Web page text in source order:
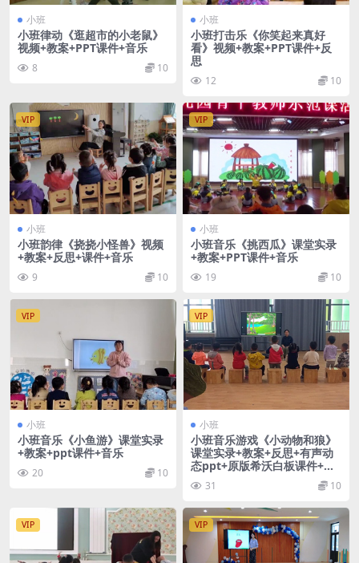
小班
小班律动《逛超市的小老鼠》
视频+教案+PPT课件+音乐
8 10
小班
小班打击乐《你笑起来真好
看》视频+教案+PPT课件+反
思
12 10
VIP
小班
小班韵律《挠挠小怪兽》视频
+教案+反思+课件+音乐
9 10
VIP
小班
小班音乐《挑西瓜》课堂实录
+教案+PPT课件+音乐
19 10
VIP
小班
小班音乐《小鱼游》课堂实录
+教案+ppt课件+音乐
20 10
VIP
小班
小班音乐游戏《小动物和狼》
课堂实录+教案+反思+有声动
态ppt+原版希沃白板课件+音
乐 31 10
VIP VIP